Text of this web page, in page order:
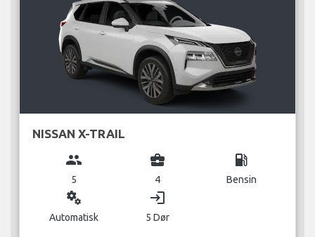
NISSAN X-TRAIL
group
5
business_center
4
local_gas_station
Bensin
miscellaneous_services
Automatisk
login
5 Dør